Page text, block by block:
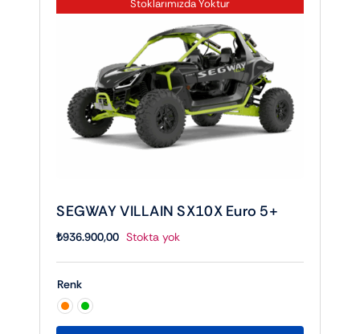
Stoklarımızda Yoktur
SEGWAY VILLAIN SX10X Euro 5+
₺936.900,00 Stokta yok
Renk